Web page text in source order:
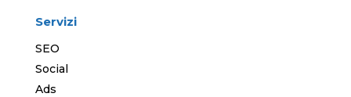
Servizi
SEO
Social
Ads